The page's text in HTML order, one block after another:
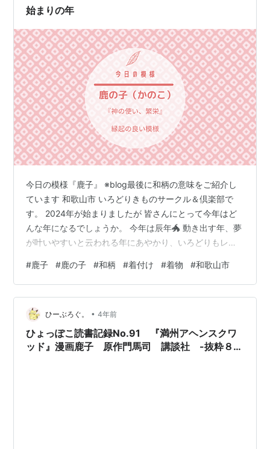
れます： 視力低下（ぼやける、細かい文字が見えにく
始まりの年
今日の模様『鹿子』 ※blog最後に和柄の意味をご紹介し
ています 和歌山市 いろどりきものサークル＆倶楽部で
す。 2024年が始まりましたが 皆さんにとって今年はど
んな年になるでしょうか。 今年は辰年🐲 動き出す年、夢
が叶いやすいと云われる年にあやかり、いろどりもレベ
時間として『いろどり』を利用していただけるように頑
張ります。 『いろどり』は着付けですが、今年から日本
舞踊の活動も始めます！ 子供の頃から親しんできた日
舞、大人になってから紆余曲折ありましたがここまでく
る事が出来ました。 日本舞踊でも着物を着るところから
やりますので、和事に興味あ…
#鹿子 #鹿の子 #和柄 #着付け #着物 #和歌山市
ひーぶろぐ。 • 4年前
ひょっぽこ読書記録No.91 『満州アヘンスクワ
ッド』漫画鹿子 原作門馬司 講談社 -抜粋８箇